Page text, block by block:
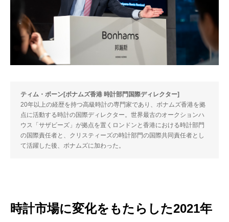
ティム・ボーン[ボナムズ香港 時計部門国際ディレクター]
20年以上の経歴を持つ高級時計の専門家であり、ボナムズ香港を拠
点に活動する時計の国際ディレクター。世界最古のオークションハ
ウス「サザビーズ」が拠点を置くロンドンと香港における時計部門
の国際責任者と、クリスティーズの時計部門の国際共同責任者とし
て活躍した後、ボナムズに加わった。
時計市場に変化をもたらした2021年